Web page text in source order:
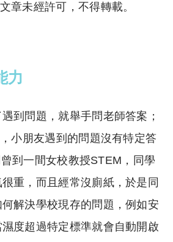
章未經許可，不得轉載。
力
到問題，就舉手問老師答案；
小朋友遇到的問題沒有特定答
到一間女校教授STEM，同學
重，而且經常沒廁紙，於是同
解決學校現存的問題，例如安
度超過特定標準就會自動開啟